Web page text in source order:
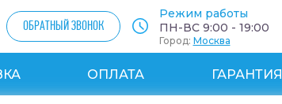
ОБРАТНЫЙ ЗВОНОК
Режим работы
ПН-ВС 9:00 - 19:00
Город: Москва
ОПЛАТА ГАРАНТИЯ